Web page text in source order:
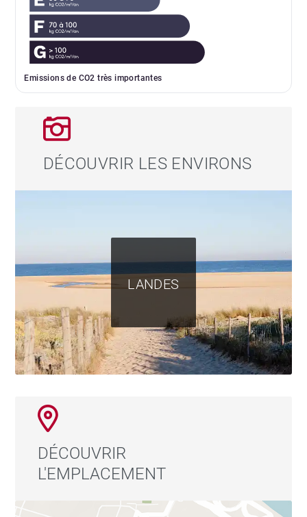
Emissions de CO2 très importantes
DÉCOUVRIR LES ENVIRONS
LANDES
DÉCOUVRIR
L'EMPLACEMENT